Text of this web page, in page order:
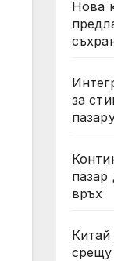
Нова
за
пазар
връх
Китай
срещу